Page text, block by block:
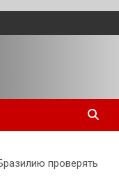
проверять